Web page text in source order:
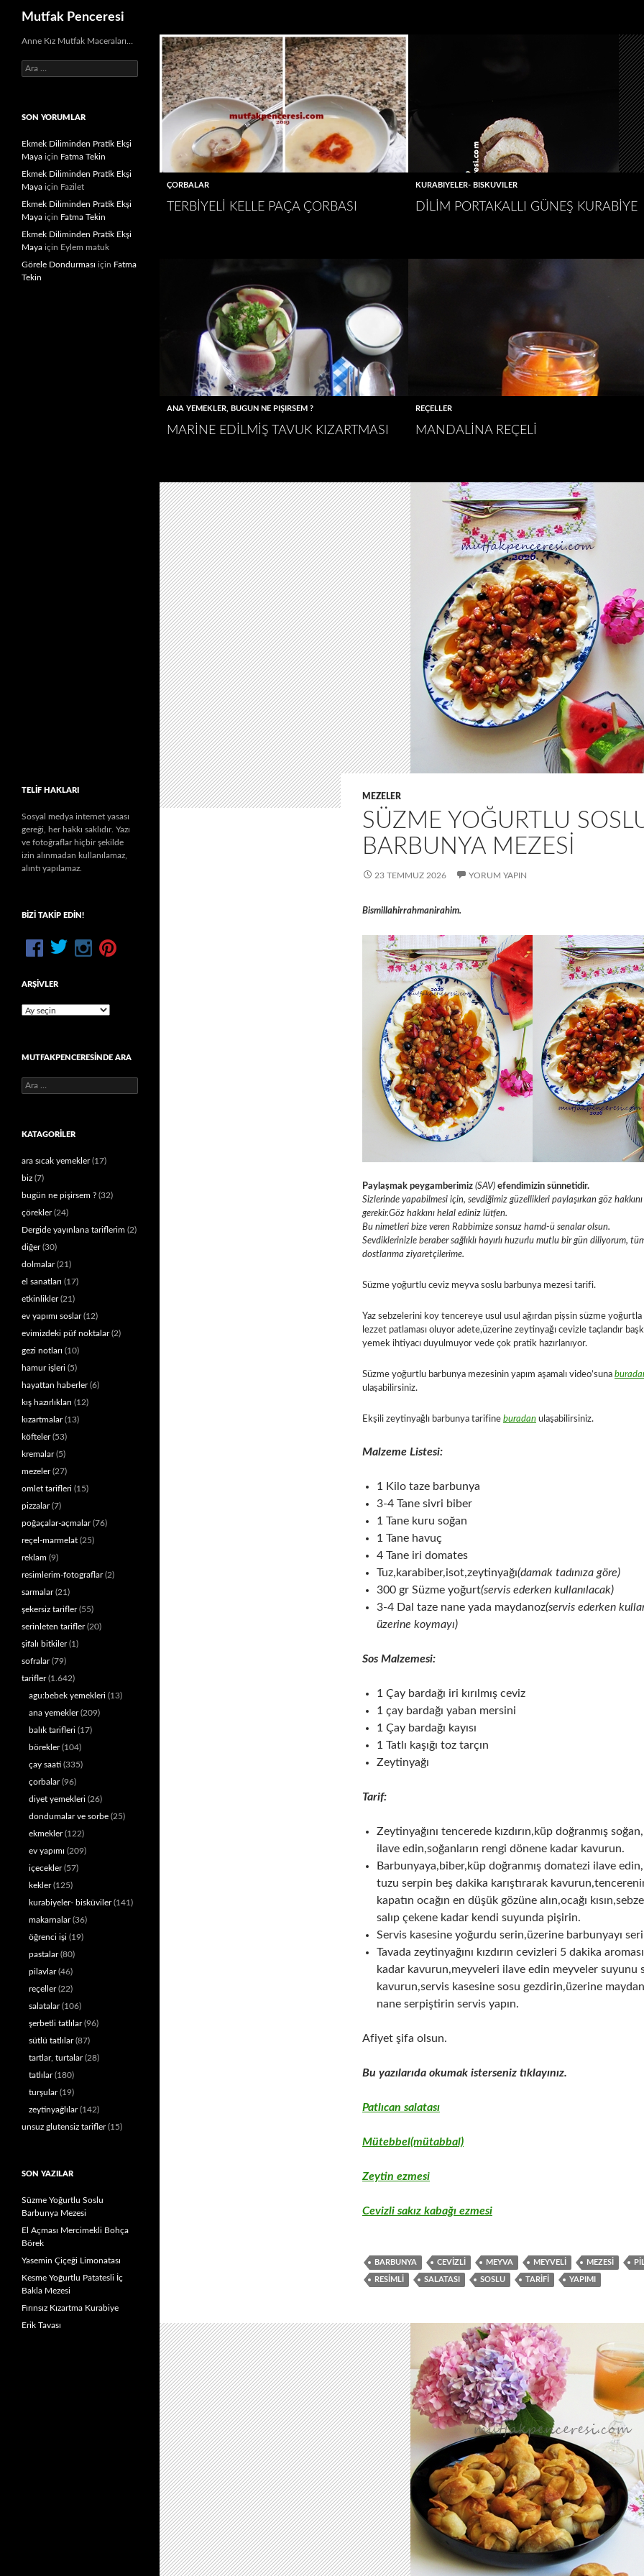
İçeriğe
Mutfak Penceresi
ÇORBALAR
TERBIYELI KELLE PAÇA ÇORBASI
KURABIYELER- BISKÜVILER
DILIM PORTAKALLI GÜNEŞ KURABIYE
ANA YEMEKLER BUGÜN NE PIŞIRSEM ?
MARINE EDILMIŞ TAVUK KIZARTMASI
REÇELLER
MANDALINA REÇELI
MEZELER
SÜZME YOĞURTLU
BARBUNYA MEZESI
23 TEMMUZ 2026 YORUM YAPIN
Bismillahirrahmanirahim.
Paylaşmak peygamberimiz (SAV) efendimizin sünnetidir.
Sizlerinde yapabilmesi için, sevdiğimiz güzellikleri paylaşırkan göz
gerekir.Göz hakkını helal ediniz lütfen.
Bu nimetleri bize veren Rabbimize sonsuz hamd-ü senalar olsun.
Sevdiklerinizle beraber sağlıklı hayırlı huzurlu mutlu bir gün diliyorum,
dostlarıma ziyaretçilerime.
Süzme yoğurtlu ceviz meyva soslu barbunya mezesi tarifi.
Yaz sebzelerini koy tencereye usul usul ağırdan pişsin süzme
lezzet patlaması oluyor adete,üzerine zeytinyağı cevizle taçlandır
yemek ihtiyacı duyulmuyor vede çok pratik hazırlanıyor.
Süzme yoğurtlu barbunya mezesinin yapım aşamalı video’suna
ulaşabilirsiniz.
Ekşili zeytinyağlı barbunya tarifine buradan ulaşabilirsiniz.
Malzeme Listesi:
1 Kilo taze barbunya
3-4 Tane sivri biber
1 Tane kuru soğan
1 Tane havuç
4 Tane iri domates
Tuz,karabiber,isot,zeytinyağı(damak tadınıza göre)
300 gr Süzme yoğurt(servis ederken kullanılacak)
3-4 Dal taze nane yada maydanoz(servis ederken
üzerine koymayı)
Sos Malzemesi:
1 Çay bardağı iri kırılmış ceviz
1 çay bardağı yaban mersini
1 Çay bardağı kayısı
1 Tatlı kaşığı toz tarçın
Zeytinyağı
Tarif:
Zeytinyağını tencerede kızdırın,küp doğranmış
ilave edin,soğanların rengi dönene kadar kavurun.
Barbunyaya,biber,küp doğranmış domatezi ilave
tuzu serpin beş dakika karıştırarak
kapatın ocağın en düşük gözüne alın,ocağı
salıp çekene kadar kendi suyunda pişirin.
Servis kasesine yoğurdu serin,üzerine barbunyayı
Tavada zeytinyağını kızdırın cevizleri 5 dakika
kadar kavurun,meyveleri ilave edin meyveler suyunu
kavurun,servis kasesine sosu gezdirin,üzerine
nane serpiştirin servis yapın.
Afiyet şifa olsun.
Bu yazılarıda okumak isterseniz tıklayınız.
Patlıcan salatası
Mütebbel(mütabbal)
Zeytin ezmesi
Cevizli sakız kabağı ezmesi
BARBUNYA CEVIZLI MEYVA MEYVELI MEZESI
RESIMLI SALATASI SOSLU TARIFI YAPIMI
Anne Kız Mutfak Maceraları…
Arama:
SON YORUMLAR
Ekmek Diliminden Pratik Ekşi
Maya için Fatma Tekin
Ekmek Diliminden Pratik Ekşi
Maya için Fazilet
Ekmek Diliminden Pratik Ekşi
Maya için Fatma Tekin
Ekmek Diliminden Pratik Ekşi
Maya için Eylem matuk
Görele Dondurması için Fatma
Tekin
TELIF HAKLARI
Sosyal medya internet yasası
gereği, her hakkı saklıdır. Yazı
ve fotoğraflar hiçbir şekilde
izin alınmadan kullanılamaz,
alıntı yapılamaz.
BIZI TAKIP EDIN!
ARŞIVLER
Arşivler
MUTFAKPENCERESINDE ARA
Arama:
KATAGORILER
ara sıcak yemekler(17)
biz (7)
bugün ne pişirsem ? (32)
çörekler(24)
Dergide yayınlana tariflerim (2)
diğer(30)
dolmalar(21)
el sanatları (17)
etkinlikler(21)
ev yapımı soslar(12)
evimizdeki püf noktalar(2)
gezi notları (10)
hamur işleri (5)
hayattan haberler(6)
kış hazırlıkları (12)
kızartmalar(13)
köfteler(53)
kremalar(5)
mezeler(27)
omlet tarifleri (15)
pizzalar(7)
poğaçalar-açmalar(76)
reçel-marmelat (25)
reklam (9)
resimlerim-fotograflar(2)
sarmalar(21)
şekersiz tarifler(55)
serinleten tarifler(20)
şifalı bitkiler(1)
sofralar(79)
tarifler(1.642)
agu:bebek yemekleri (13)
ana yemekler(209)
balık tarifleri (17)
börekler(104)
çay saati (335)
çorbalar(96)
diyet yemekleri (26)
dondumalar ve sorbe (25)
ekmekler(122)
ev yapımı (209)
içecekler(57)
kekler(125)
kurabiyeler- bisküviler(141)
makarnalar(36)
öğrenci işi (19)
pastalar(80)
pilavlar(46)
reçeller(22)
salatalar(106)
şerbetli tatlılar(96)
sütlü tatlılar(87)
tartlar, turtalar(28)
tatlılar(180)
turşular(19)
zeytinyağlılar(142)
unsuz glutensiz tarifler(15)
SON YAZILAR
Süzme Yoğurtlu Soslu
Barbunya Mezesi
El Açması Mercimekli Bohça
Börek
Yasemin Çiçeği Limonatası
Kesme Yoğurtlu Patatesli İç
Bakla Mezesi
Fırınsız Kızartma Kurabiye
Erik Tavası